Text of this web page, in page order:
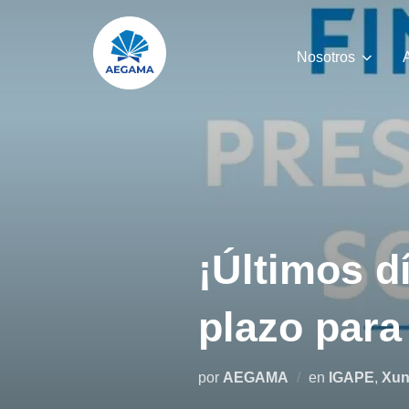
Nosotros
¡Últimos
plazo
por AEGAMA en IGAPE,